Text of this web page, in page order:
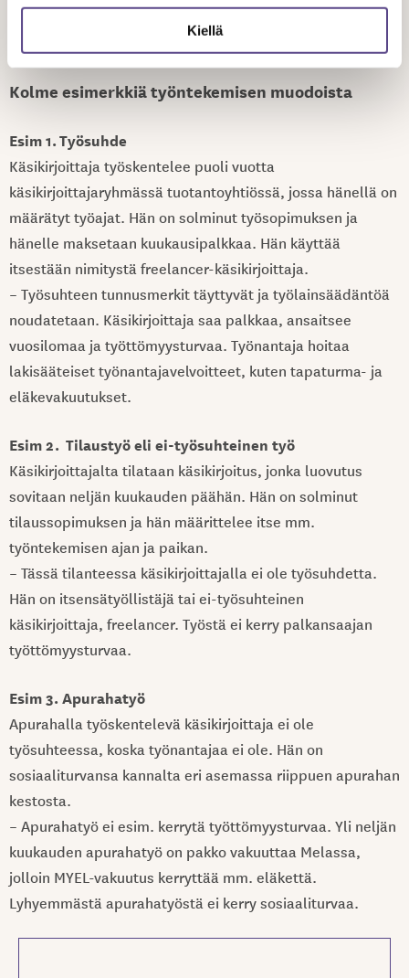
Kiellä
sosiaaliturvaan ja vakuuttamisvelvollisuuteen. Katso 3
Kolme esimerkkiä työntekemisen muodoista
Esim 1. Työsuhde
Käsikirjoittaja työskentelee puoli vuotta
käsikirjoittajaryhmässä tuotantoyhtiössä, jossa hänellä on
määrätyt työajat. Hän on solminut työsopimuksen ja
hänelle maksetaan kuukausipalkkaa. Hän käyttää
itsestään nimitystä freelancer-käsikirjoittaja.
– Työsuhteen tunnusmerkit täyttyvät ja työlainsäädäntöä
noudatetaan. Käsikirjoittaja saa palkkaa, ansaitsee
vuosilomaa ja työttömyysturvaa. Työnantaja hoitaa
lakisääteiset työnantajavelvoitteet, kuten tapaturma- ja
eläkevakuutukset.
Esim 2. Tilaustyö eli ei-työsuhteinen työ
Käsikirjoittajalta tilataan käsikirjoitus, jonka luovutus
sovitaan neljän kuukauden päähän. Hän on solminut
tilaussopimuksen ja hän määrittelee itse mm.
työntekemisen ajan ja paikan.
– Tässä tilanteessa käsikirjoittajalla ei ole työsuhdetta.
Hän on itsensätyöllistäjä tai ei-työsuhteinen
käsikirjoittaja, freelancer. Työstä ei kerry palkansaajan
työttömyysturvaa.
Esim 3. Apurahatyö
Apurahalla työskentelevä käsikirjoittaja ei ole
työsuhteessa, koska työnantajaa ei ole. Hän on
sosiaaliturvansa kannalta eri asemassa riippuen apurahan
kestosta.
– Apurahatyö ei esim. kerrytä työttömyysturvaa. Yli neljän
kuukauden apurahatyö on pakko vakuuttaa Melassa,
jolloin MYEL-vakuutus kerryttää mm. eläkettä.
Lyhyemmästä apurahatyöstä ei kerry sosiaaliturvaa.